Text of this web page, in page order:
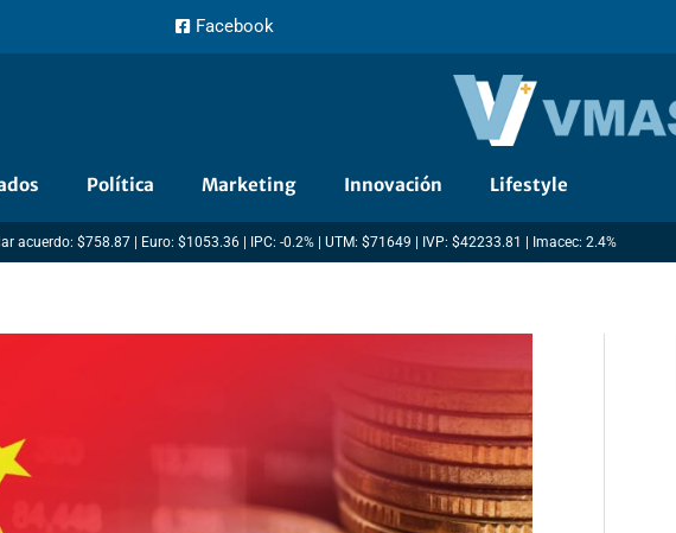
Facebook
Política Marketing Innovación Lifestyle
acuerdo: $758.87 | Euro: $1053.36 | IPC: -0.2% | UTM: $71649 | IVP: $42233.81 | Imacec: 2.4%